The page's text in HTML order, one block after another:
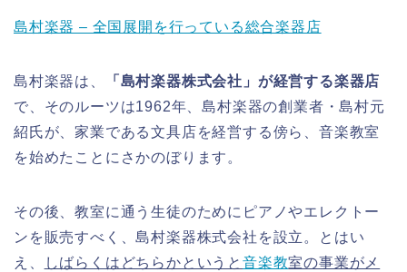
島村楽器 – 全国展開を行っている総合楽器店
島村楽器は、
「島村楽器株式会社」が経営する楽器店
で、そのルーツは1962年、島村楽器の創業者・島村元
紹氏が、家業である文具店を経営する傍ら、音楽教室
を始めたことにさかのぼります。
その後、教室に通う生徒のためにピアノやエレクトー
ンを販売すべく、島村楽器株式会社を設立。とはい
え、
しばらくはどちらかというと音楽教室の事業がメ